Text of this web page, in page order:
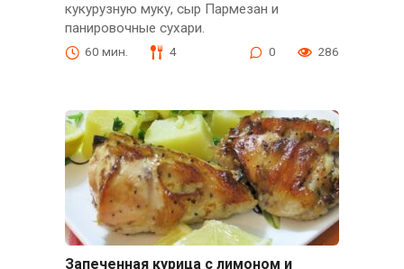
кукурузную муку, сыр Пармезан и
панировочные сухари.
60 мин. 4 0 286
Запеченная курица с лимоном и